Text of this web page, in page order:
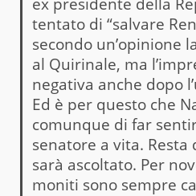
tentato di “salvare
secondo un’opinione
al Quirinale, ma
negativa anche dopo
Ed è per questo che
comunque di far
senatore a vita.
sarà ascoltato. Per
moniti sono sempre